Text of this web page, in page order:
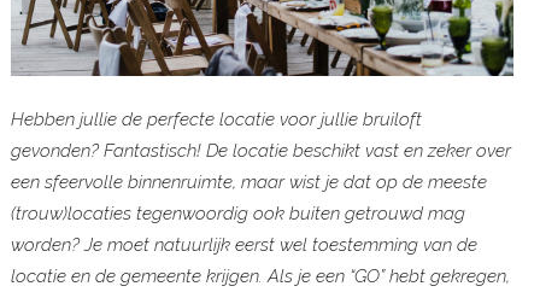
Hebben jullie de perfecte locatie voor jullie bruiloft
gevonden? Fantastisch! De locatie beschikt vast en zeker over
een sfeervolle binnenruimte, maar wist je dat op de meeste
(trouw)locaties tegenwoordig ook buiten getrouwd mag
worden? Je moet natuurlijk eerst wel toestemming van de
locatie en de gemeente krijgen. Als je een “GO” hebt gekregen,